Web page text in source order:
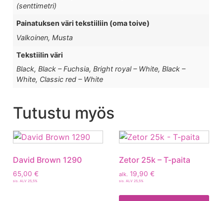
(senttimetri)
Painatuksen väri tekstiiliin (oma toive)
Valkoinen, Musta
Tekstiilin väri
Black, Black – Fuchsia, Bright royal – White, Black –
White, Classic red – White
Tutustu myös
David Brown 1290
65,00 €
sis. ALV 25,5%
Zetor 25k – T-paita
alk. 19,90 €
sis. ALV 25,5%